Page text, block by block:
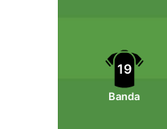
19
Banda